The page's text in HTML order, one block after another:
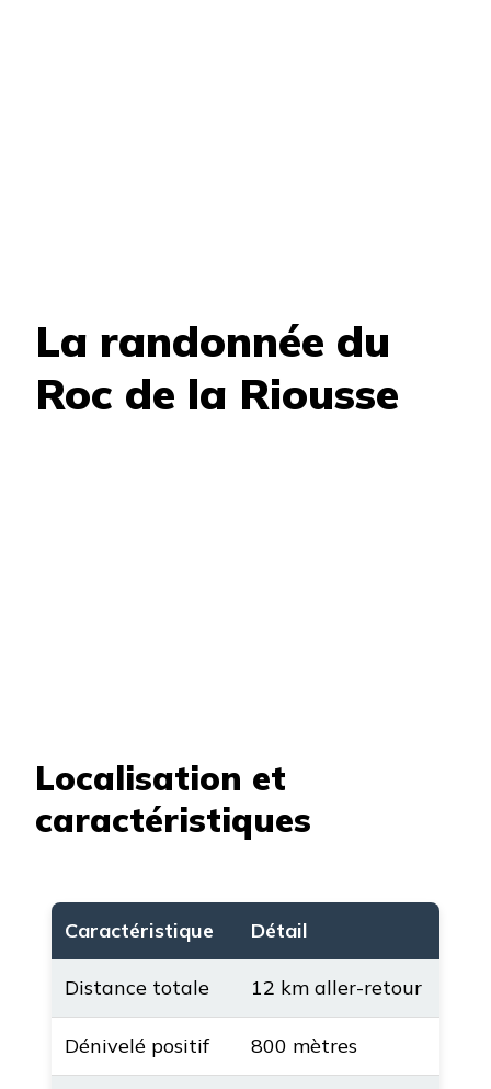
La randonnée du
Roc de la Riousse
Localisation et
caractéristiques
Caractéristique Détail
Distance totale 12 km aller-retour
Dénivelé positif 800 mètres